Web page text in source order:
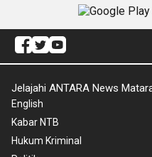
Jelajahi ANTARA News
English
Kabar NTB
Hukum Kriminal